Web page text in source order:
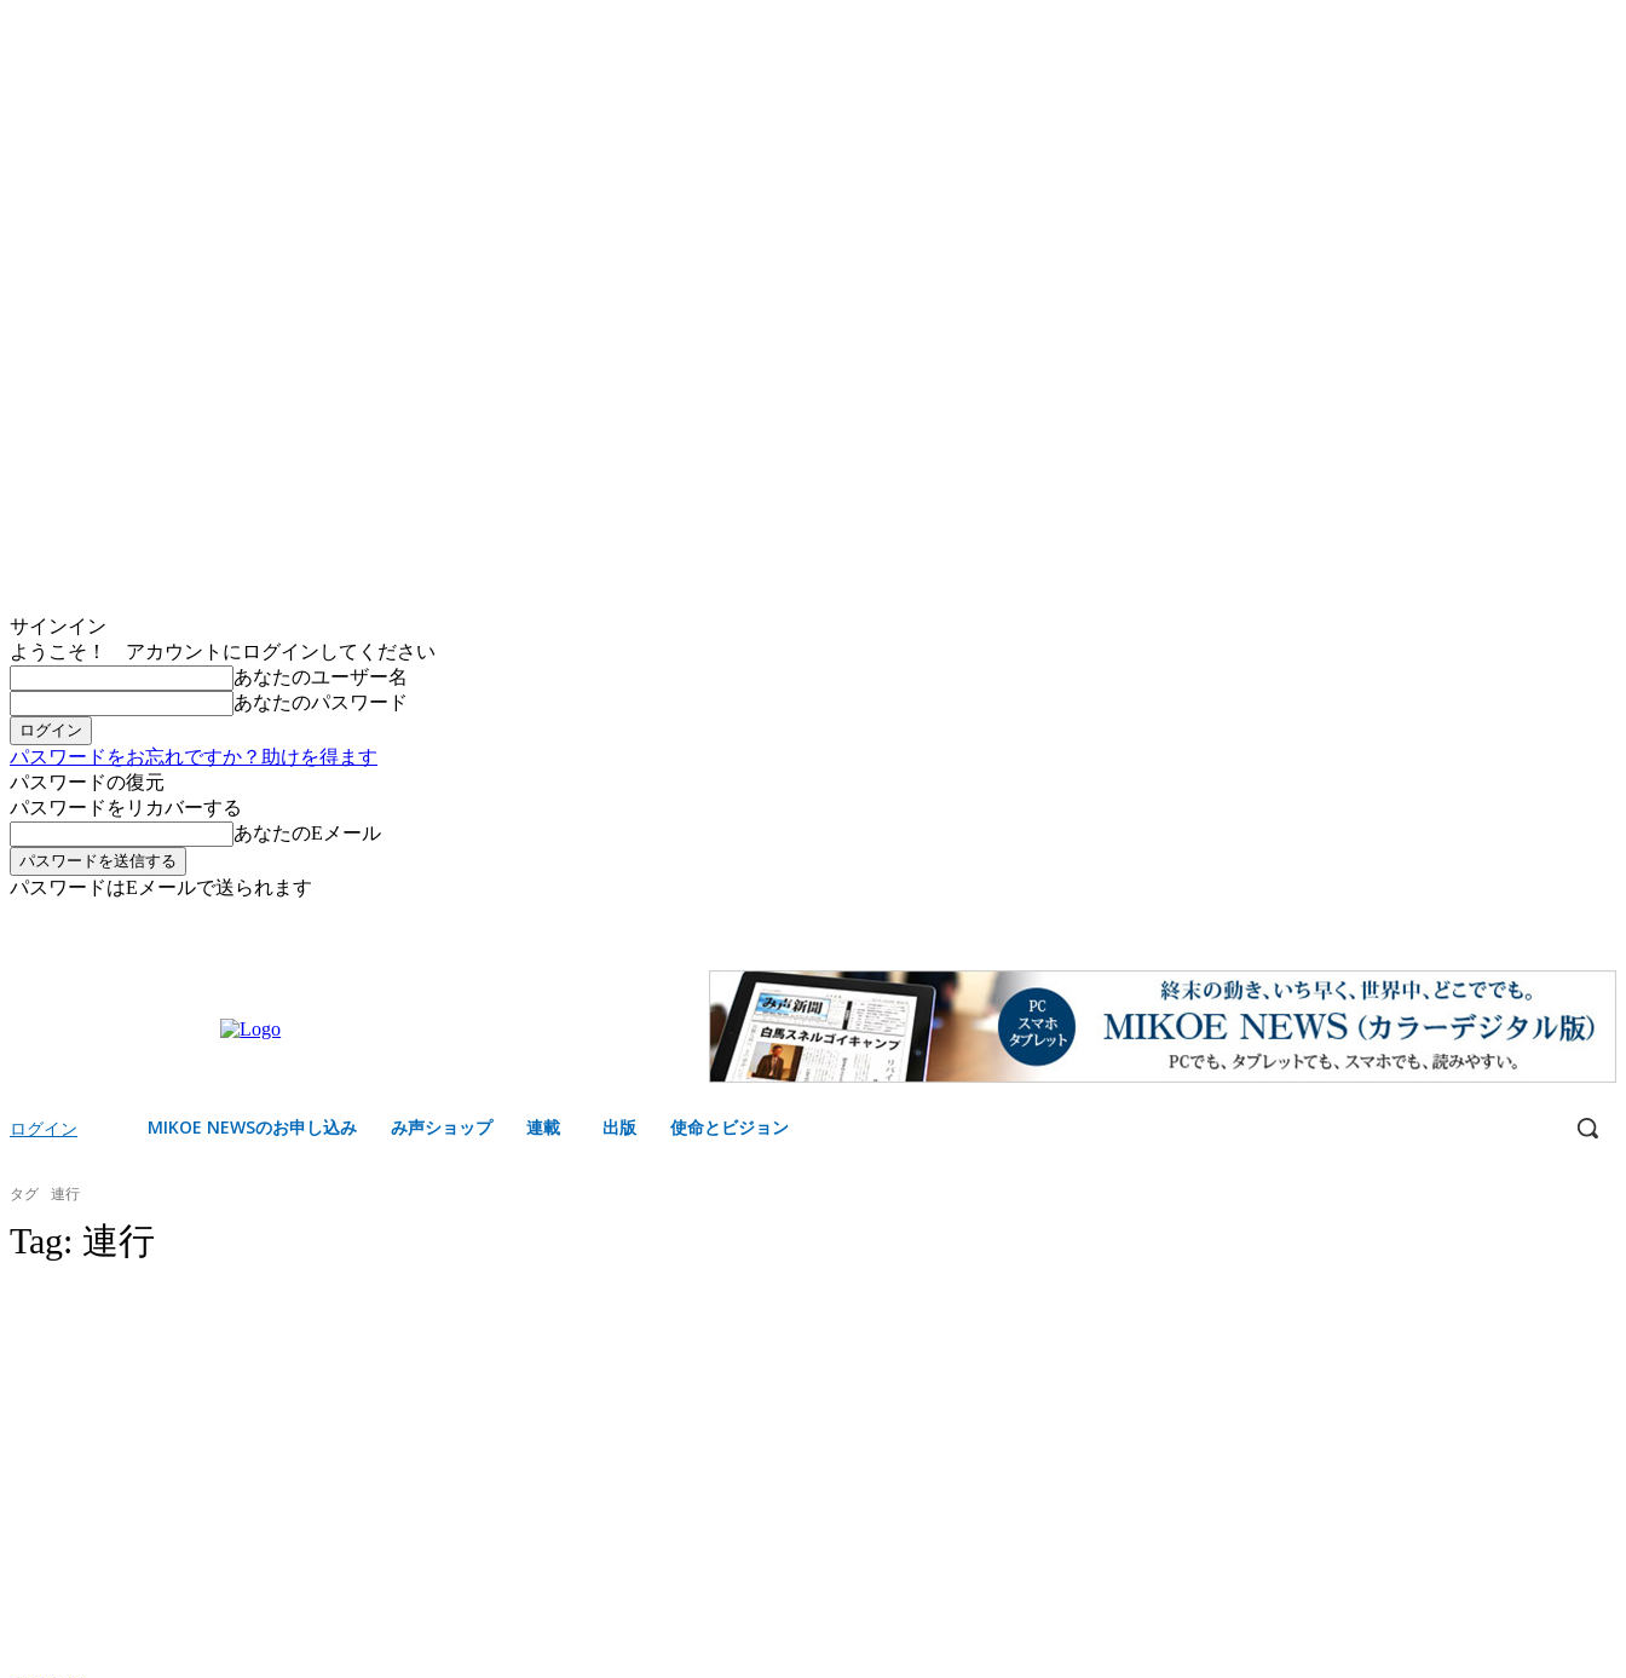
サインイン
ようこそ！ アカウントにログインしてください
あなたのユーザー名
あなたのパスワード
パスワードをお忘れですか？助けを得ます
パスワードの復元
パスワードをリカバーする
あなたのEメール
パスワードはEメールで送られます
ログイン MIKOE NEWSのお申し込み み声ショップ 連載 出版 使命とビジョン
タグ 連行
Tag: 連行